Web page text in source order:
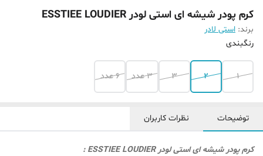
کرم پودر شیشه ای استی لودر ESSTIEE LOUDIER
برند: استی لادر
رنگبندی
1
2
3 3 عدد 6 عدد
توضیحات نظرات کاربران
کرم پودر شیشه ای استی لودر ESSTIEE LOUDIER :